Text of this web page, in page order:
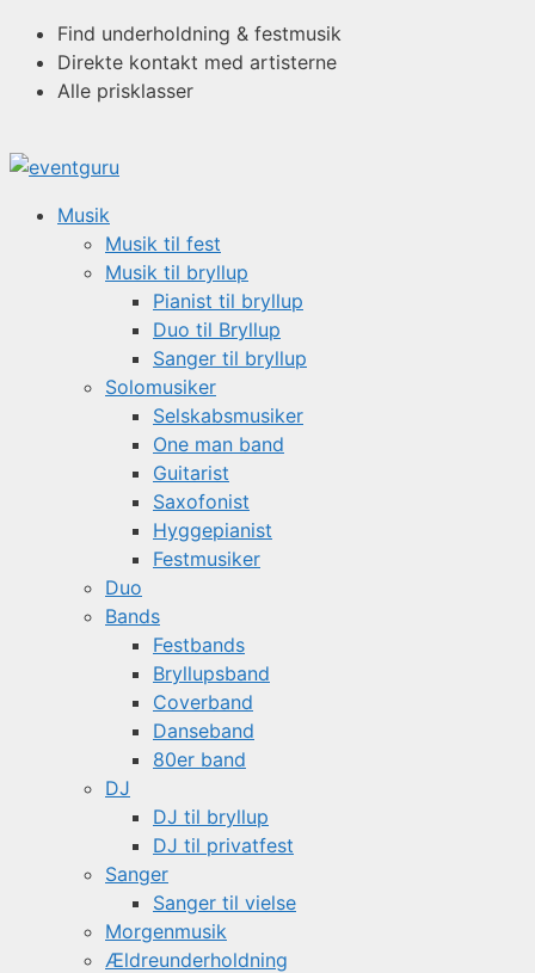
Hop
indhold
Find underholdning & festmusik
Direkte kontakt med artisterne
Alle prisklasser
Musik
Musik til fest
Musik til bryllup
Pianist til bryllup
Duo til Bryllup
Sanger til bryllup
Solomusiker
Selskabsmusiker
One man band
Guitarist
Saxofonist
Hyggepianist
Festmusiker
Duo
Bands
Festbands
Bryllupsband
Coverband
Danseband
80er band
DJ
DJ til bryllup
DJ til privatfest
Sanger
Sanger til vielse
Morgenmusik
Ældreunderholdning